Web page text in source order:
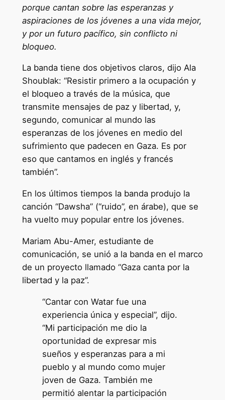
porque cantan sobre las esperanzas y
aspiraciones de los jóvenes a una vida mejor,
y por un futuro pacífico, sin conflicto ni
bloqueo.
La banda tiene dos objetivos claros, dijo Ala
Shoublak: “Resistir primero a la ocupación y
el bloqueo a través de la música, que
transmite mensajes de paz y libertad, y,
segundo, comunicar al mundo las
esperanzas de los jóvenes en medio del
sufrimiento que padecen en Gaza. Es por
eso que cantamos en inglés y francés
también”.
En los últimos tiempos la banda produjo la
canción “Dawsha” (“ruido”, en árabe), que se
ha vuelto muy popular entre los jóvenes.
Mariam Abu-Amer, estudiante de
comunicación, se unió a la banda en el marco
de un proyecto llamado “Gaza canta por la
libertad y la paz”.
“Cantar con Watar fue una
experiencia única y especial”, dijo.
“Mi participación me dio la
oportunidad de expresar mis
sueños y esperanzas para a mi
pueblo y al mundo como mujer
joven de Gaza. También me
permitió alentar la participación